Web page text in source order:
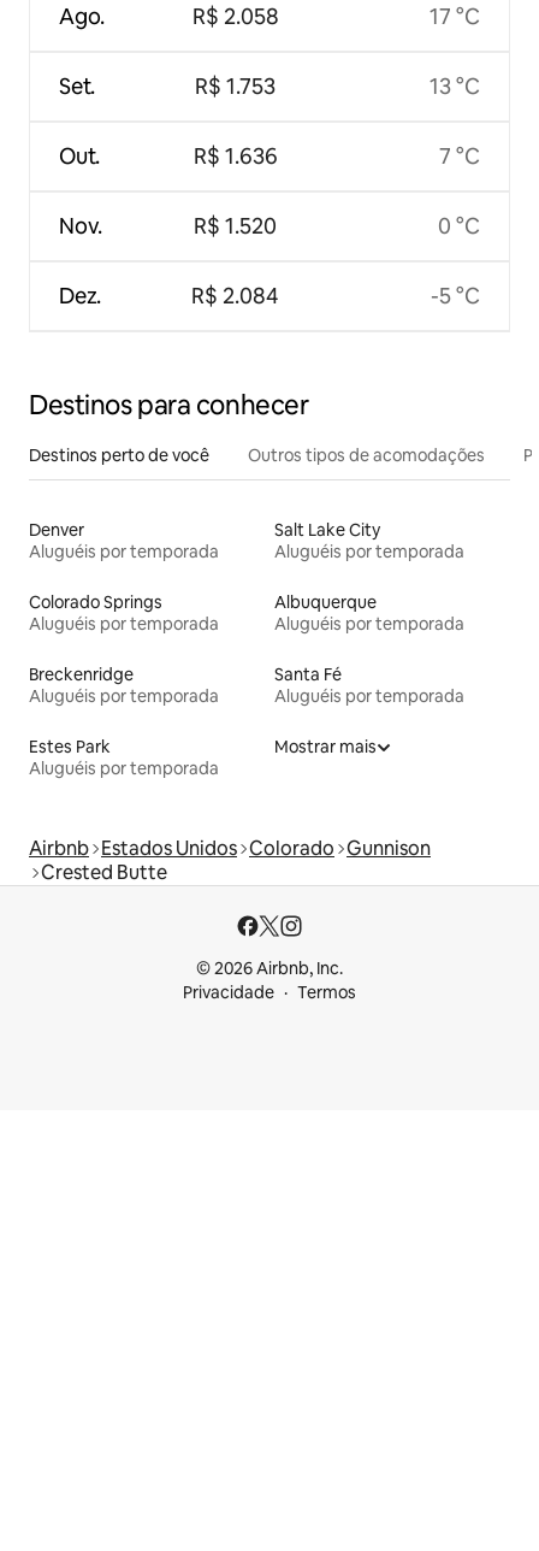
Ago.
Set.
Out.
Nov.
Dez.
R$ 2.058
R$ 1.753
R$ 1.636
R$ 1.520
R$ 2.084
17 °C
13 °C
7 °C
0 °C
-5 °C
Destinos para conhecer
Destinos perto de você Outros tipos de acomodações
Denver
Aluguéis por temporada
Salt Lake City
Aluguéis por temporada
Colorado Springs
Aluguéis por temporada
Albuquerque
Aluguéis por temporada
Breckenridge
Aluguéis por temporada
Santa Fé
Aluguéis por temporada
Estes Park
Aluguéis por temporada
Mostrar mais
Airbnb Estados Unidos Colorado Gunnison
Crested Butte
© 2026 Airbnb, Inc.
Privacidade
Termos